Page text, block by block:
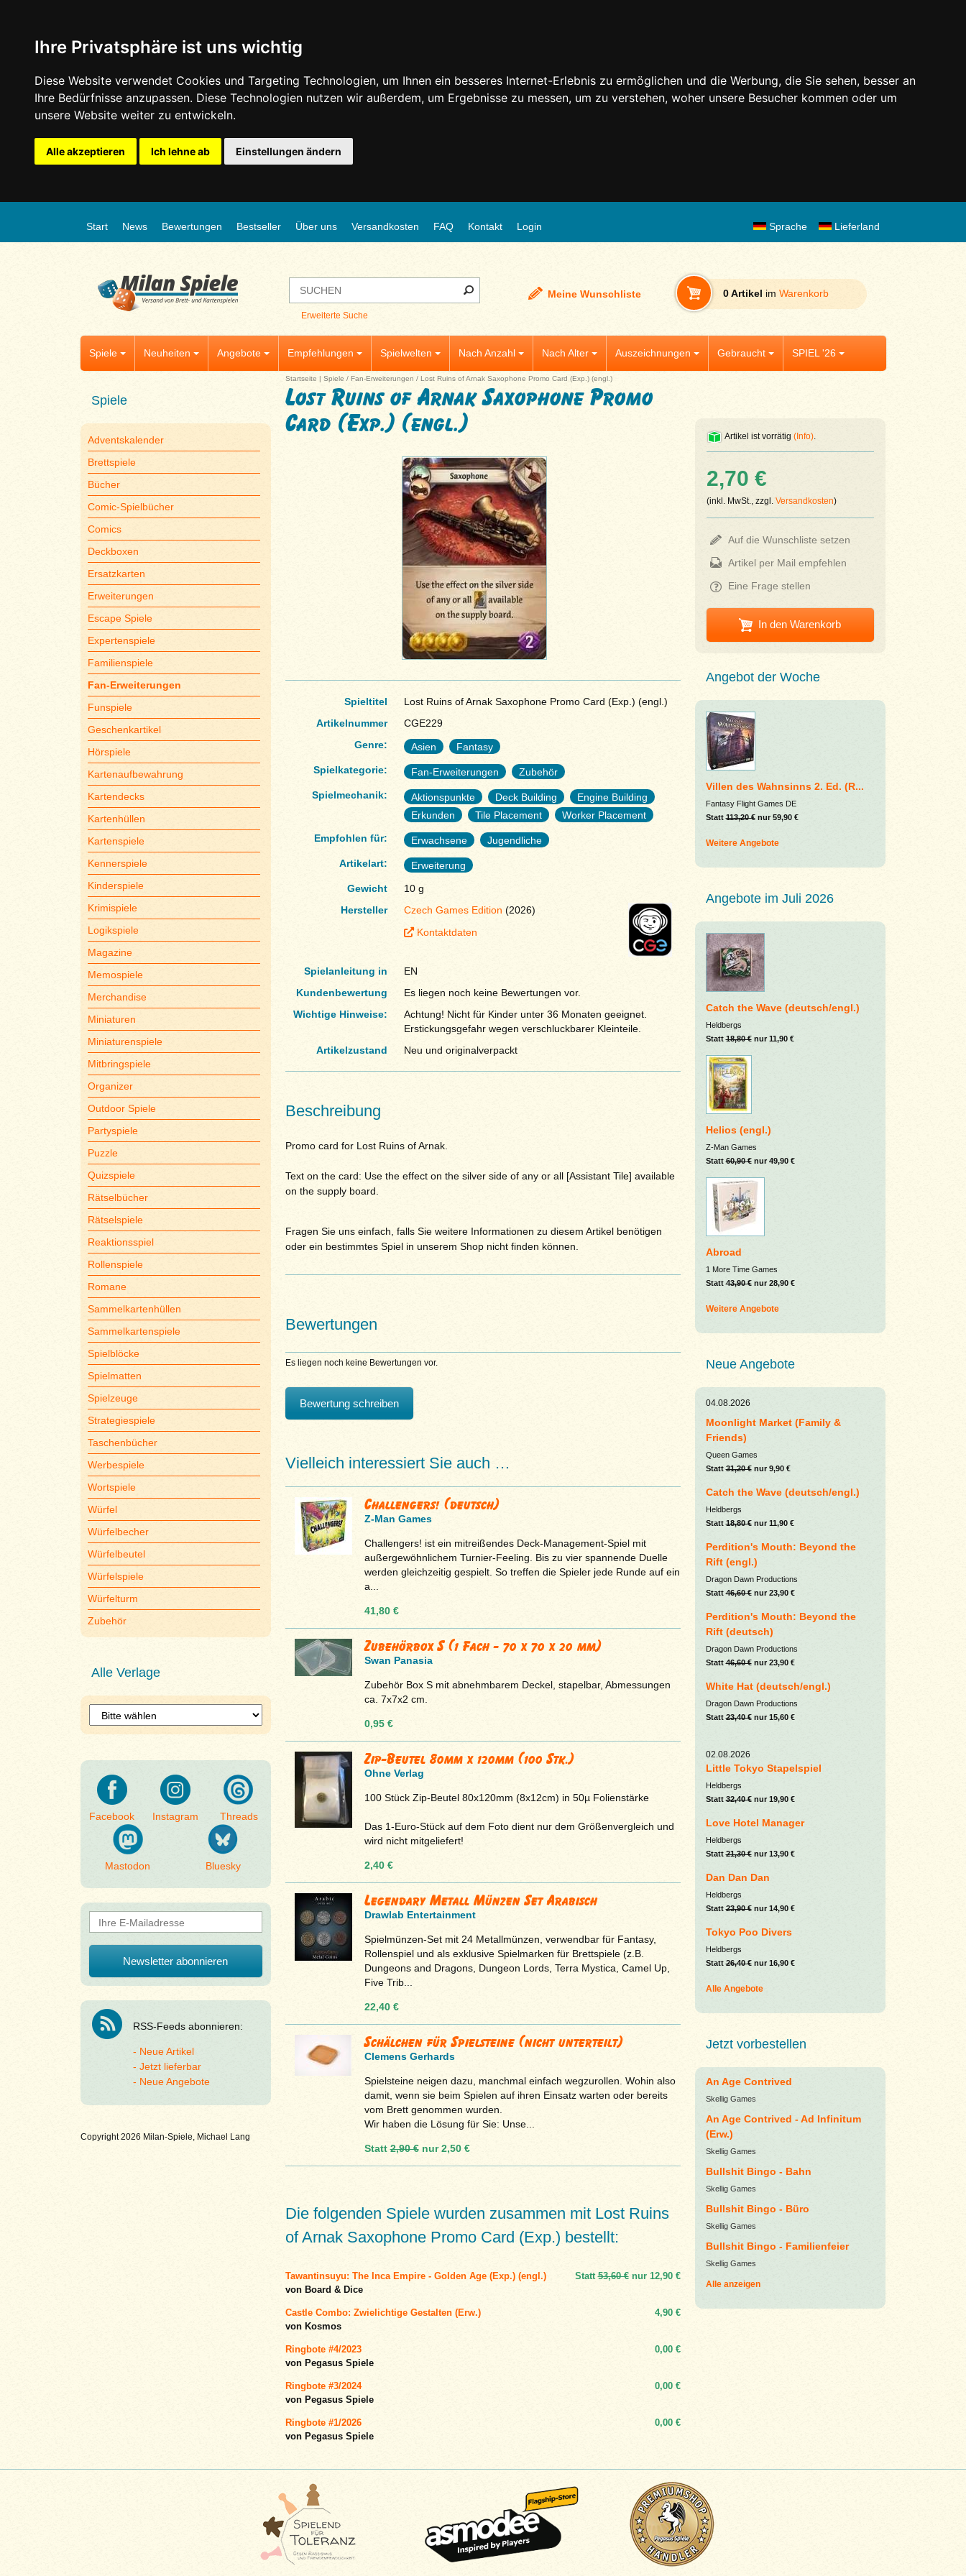
Ihre Privatsphäre ist uns wichtig
Diese Website verwendet Cookies und Targeting Technologien, um Ihnen ein besseres Internet-Erlebnis zu ermöglichen und die Werbung, die Sie sehen, besser an
Ihre Bedürfnisse anzupassen. Diese Technologien nutzen wir außerdem, um Ergebnisse zu messen, um zu verstehen, woher unsere Besucher kommen oder um
unsere Website weiter zu entwickeln.
Alle akzeptieren Ich lehne ab Einstellungen ändern
Start News Bewertungen Bestseller Über uns Versandkosten FAQ Kontakt Login Lieferland
Sprache
Erweiterte Suche
Meine Wunschliste 0 Artikel im Warenkorb
Spiele Neuheiten Angebote Empfehlungen Spielwelten Nach Anzahl Nach Alter Auszeichnungen Gebraucht SPIEL '26
Spiele
Adventskalender
Brettspiele
Bücher
Comic-Spielbücher
Comics
Deckboxen
Ersatzkarten
Erweiterungen
Escape Spiele
Expertenspiele
Familienspiele
Fan-Erweiterungen
Funspiele
Geschenkartikel
Hörspiele
Kartenaufbewahrung
Kartendecks
Kartenhüllen
Kartenspiele
Kennerspiele
Kinderspiele
Krimispiele
Logikspiele
Magazine
Memospiele
Merchandise
Miniaturen
Miniaturenspiele
Mitbringspiele
Organizer
Outdoor Spiele
Partyspiele
Puzzle
Quizspiele
Rätselbücher
Rätselspiele
Reaktionsspiel
Rollenspiele
Romane
Sammelkartenhüllen
Sammelkartenspiele
Spielblöcke
Spielmatten
Spielzeuge
Strategiespiele
Taschenbücher
Werbespiele
Wortspiele
Würfel
Würfelbecher
Würfelbeutel
Würfelspiele
Würfelturm
Zubehör
Alle Verlage
Facebook Instagram Threads
Mastodon Bluesky
RSS-Feeds abonnieren:
Neue Artikel
Jetzt lieferbar
Neue Angebote
Copyright 2026 Milan-Spiele, Michael Lang
Startseite | Spiele / Fan-Erweiterungen / Lost Ruins of Arnak Saxophone Promo Card (Exp.) (engl.)
Lost Ruins of Arnak Saxophone Promo
Card (Exp.) (engl.)
Spieltitel
Lost Ruins of Arnak Saxophone Promo Card (Exp.) (engl.)
Artikelnummer
CGE229
Genre:
Asien
Fantasy
Spielkategorie:
Fan-Erweiterungen
Zubehör
Spielmechanik:
Aktionspunkte Deck Building
Engine Building
Erkunden
Tile Placement
Worker Placement
Empfohlen für:
Erwachsene
Jugendliche
Artikelart:
Erweiterung
Gewicht
10 g
Hersteller
Czech Games Edition (2026)
Kontaktdaten
Spielanleitung in
EN
Kundenbewertung
Es liegen noch keine Bewertungen vor.
Wichtige Hinweise:
Achtung! Nicht für Kinder unter 36 Monaten geeignet.
Erstickungsgefahr wegen verschluckbarer Kleinteile.
Artikelzustand
Neu und originalverpackt
Beschreibung
Promo card for Lost Ruins of Arnak.
Text on the card: Use the effect on the silver side of any or all [Assistant Tile] available
on the supply board.
Fragen Sie uns einfach, falls Sie weitere Informationen zu diesem Artikel benötigen
oder ein bestimmtes Spiel in unserem Shop nicht finden können.
Bewertungen
Es liegen noch keine Bewertungen vor.
Bewertung schreiben
Vielleich interessiert Sie auch …
Challengers! (deutsch)
Z-Man Games
Challengers! ist ein mitreißendes Deck-Management-Spiel mit
außergewöhnlichem Turnier-Feeling. Bis zu vier spannende Duelle
werden gleichzeitig gespielt. So treffen die Spieler jede Runde auf ein
a...
41,80 €
Zubehörbox S (1 Fach - 70 x 70 x 20 mm)
Swan Panasia
Zubehör Box S mit abnehmbarem Deckel, stapelbar, Abmessungen
ca. 7x7x2 cm.
0,95 €
Zip-Beutel 80mm x 120mm (100 Stk.)
Ohne Verlag
100 Stück Zip-Beutel 80x120mm (8x12cm) in 50µ Folienstärke
Das 1-Euro-Stück auf dem Foto dient nur dem Größenvergleich und
wird nicht mitgeliefert!
2,40 €
Legendary Metall Münzen Set Arabisch
Drawlab Entertainment
Spielmünzen-Set mit 24 Metallmünzen, verwendbar für Fantasy,
Rollenspiel und als exklusive Spielmarken für Brettspiele (z.B.
Dungeons and Dragons, Dungeon Lords, Terra Mystica, Camel Up,
Five Trib...
22,40 €
Schälchen für Spielsteine (nicht unterteilt)
Clemens Gerhards
Spielsteine neigen dazu, manchmal einfach wegzurollen. Wohin also
damit, wenn sie beim Spielen auf ihren Einsatz warten oder bereits
vom Brett genommen wurden.
Wir haben die Lösung für Sie: Unse...
Statt2,90 €nur2,50 €
Die folgenden Spiele wurden zusammen mit Lost Ruins
of Arnak Saxophone Promo Card (Exp.) bestellt:
Tawantinsuyu: The Inca Empire - Golden Age (Exp.) (engl.)
von Board & Dice
Statt53,60 €nur 12,90 €
Castle Combo: Zwielichtige Gestalten (Erw.)
von Kosmos
4,90 €
Ringbote #4/2023
von Pegasus Spiele
0,00 €
Ringbote #3/2024
von Pegasus Spiele
0,00 €
Ringbote #1/2026
von Pegasus Spiele
0,00 €
Artikel ist vorrätig (Info).
2,70 €
(inkl. MwSt., zzgl. Versandkosten)
Auf die Wunschliste setzen
Artikel per Mail empfehlen
Eine Frage stellen
In den Warenkorb
Angebot der Woche
Villen des Wahnsinns 2. Ed. (R...
Fantasy Flight Games DE
Statt113,20 €nur 59,90 €
Weitere Angebote
Angebote im Juli 2026
Catch the Wave (deutsch/engl.)
Heldbergs
Statt18,80 €nur 11,90 €
Helios (engl.)
Z-Man Games
Statt60,90 €nur 49,90 €
Abroad
1 More Time Games
Statt43,90 €nur 28,90 €
Weitere Angebote
Neue Angebote
04.08.2026
Moonlight Market (Family &
Friends)
Queen Games
Statt31,20 €nur 9,90 €
Catch the Wave (deutsch/engl.)
Heldbergs
Statt18,80 €nur 11,90 €
Perdition's Mouth: Beyond the
Rift (engl.)
Dragon Dawn Productions
Statt46,60 €nur 23,90 €
Perdition's Mouth: Beyond the
Rift (deutsch)
Dragon Dawn Productions
Statt46,60 €nur 23,90 €
White Hat (deutsch/engl.)
Dragon Dawn Productions
Statt23,40 €nur 15,60 €
02.08.2026
Little Tokyo Stapelspiel
Heldbergs
Statt32,40 €nur 19,90 €
Love Hotel Manager
Heldbergs
Statt21,30 €nur 13,90 €
Dan Dan Dan
Heldbergs
Statt23,90 €nur 14,90 €
Tokyo Poo Divers
Heldbergs
Statt26,40 €nur 16,90 €
Alle Angebote
Jetzt vorbestellen
An Age Contrived
Skellig Games
An Age Contrived - Ad Infinitum
(Erw.)
Skellig Games
Bullshit Bingo - Bahn
Skellig Games
Bullshit Bingo - Büro
Skellig Games
Bullshit Bingo - Familienfeier
Skellig Games
Alle anzeigen